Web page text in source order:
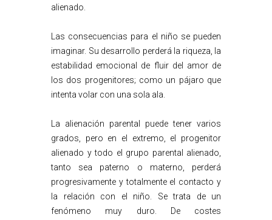
alienado.
Las consecuencias para el niño se pueden
imaginar. Su desarrollo perderá la riqueza, la
estabilidad emocional de fluir del amor de
los dos progenitores; como un pájaro que
intenta volar con una sola ala.
La alienación parental puede tener varios
grados, pero en el extremo, el progenitor
alienado y todo el grupo parental alienado,
tanto sea paterno o materno, perderá
progresivamente y totalmente el contacto y
la relación con el niño. Se trata de un
fenómeno muy duro. De costes